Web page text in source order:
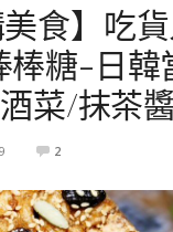
美食】吃
棒糖-日
菜/抹茶
2